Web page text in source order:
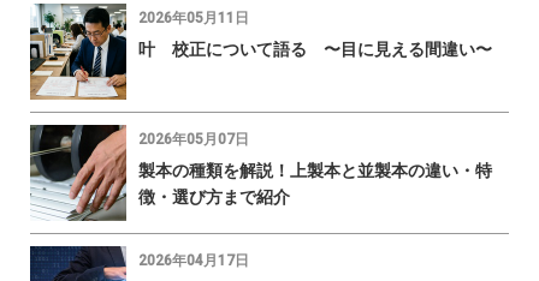
2026年05月11日
叶 校正について語る 〜目に見える間違い〜
2026年05月07日
製本の種類を解説！上製本と並製本の違い・特
徴・選び方まで紹介
2026年04月17日